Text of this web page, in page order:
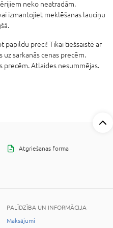
neko neatradām.
izmantojiet meklēšanas lauciņu
papildu preci! Tikai tiešsaistē ar
sarkanās cenas precēm.
precēm. Atlaides nesummējas.
Atgriešanas forma
PALĪDZĪBA UN INFORMĀCIJA
Maksājumi